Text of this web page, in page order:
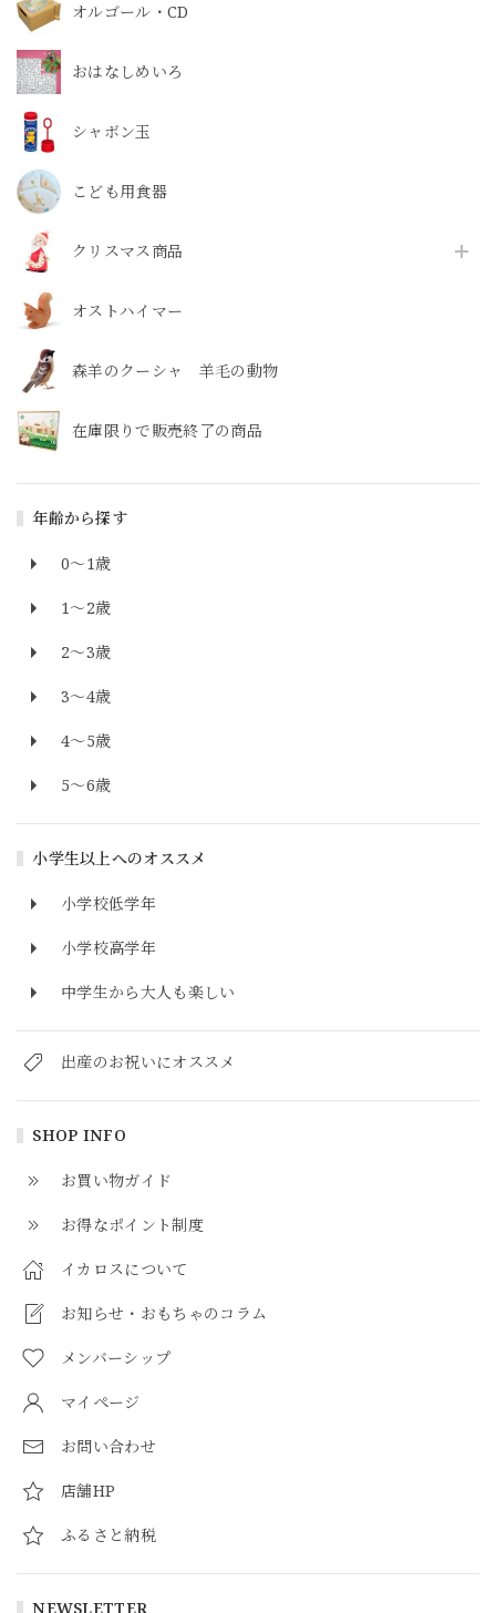
オルゴール・CD
おはなしめいろ
シャボン玉
こども用食器
クリスマス商品
オストハイマー
森羊のクーシャ 羊毛の動物
在庫限りで販売終了の商品
年齢から探す
0～1歳
1～2歳
2～3歳
3～4歳
4～5歳
5～6歳
小学生以上へのオススメ
小学校低学年
小学校高学年
中学生から大人も楽しい
出産のお祝いにオススメ
SHOP INFO
お買い物ガイド
お得なポイント制度
イカロスについて
お知らせ・おもちゃのコラム
メンバーシップ
マイページ
お問い合わせ
店舗HP
ふるさと納税
NEWSLETTER